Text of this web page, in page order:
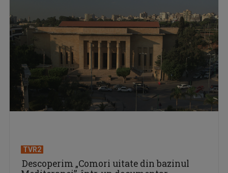
TVR2
Descoperim „Comori uitate din bazinul